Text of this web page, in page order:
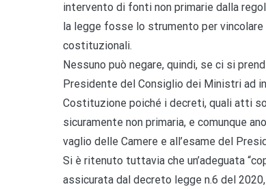
intervento di fonti non primarie dalla
la legge fosse lo strumento per
costituzionali.
Nessuno può negare, quindi, se ci si
Presidente del Consiglio dei Ministri ad
Costituzione poiché i decreti, quali atti
sicuramente non primaria, e comunque
vaglio delle Camere e all’esame del
Si è ritenuto tuttavia che un’adeguata
assicurata dal decreto legge n.6 del